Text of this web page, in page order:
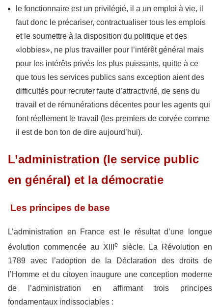
le fonctionnaire est un privilégié, il a un emploi à vie, il
faut donc le précariser, contractualiser tous les emplois
et le soumettre à la disposition du politique et des
«lobbies», ne plus travailler pour l’intérêt général mais
pour les intérêts privés les plus puissants, quitte à ce
que tous les services publics sans exception aient des
difficultés pour recruter faute d’attractivité, de sens du
travail et de rémunérations décentes pour les agents qui
font réellement le travail (les premiers de corvée comme
il est de bon ton de dire aujourd’hui).
L’administration (le service public
en général) et la démocratie
Les principes de base
L’administration en France est le résultat d’une longue
évolution commencée au XIIIe siècle. La Révolution en
1789 avec l’adoption de la Déclaration des droits de
l’Homme et du citoyen inaugure une conception moderne
de l’administration en affirmant trois principes
fondamentaux indissociables :